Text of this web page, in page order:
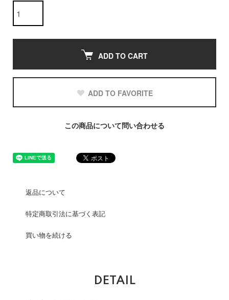
ADD TO CART
ADD TO FAVORITE
この商品について問い合わせる
返品について
特定商取引法に基づく表記
買い物を続ける
DETAIL